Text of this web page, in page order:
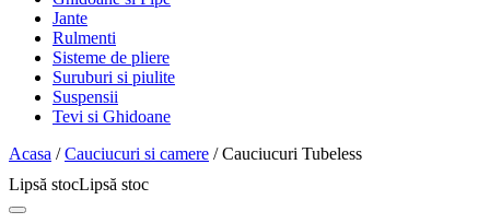
Jante
Rulmenti
Sisteme de pliere
Suruburi si piulite
Suspensii
Tevi si Ghidoane
Acasa /Cauciucuri si camere / Cauciucuri Tubeless
Lipsă stocLipsă stoc